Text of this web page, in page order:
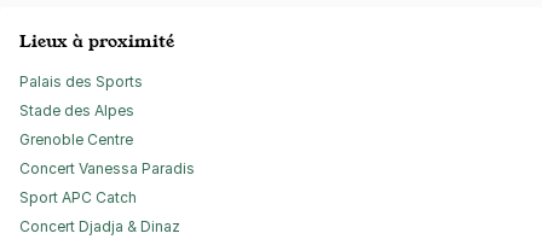
Lieux à proximité
Palais des Sports
Stade des Alpes
Grenoble Centre
Concert Vanessa Paradis
Sport APC Catch
Concert Djadja & Dinaz